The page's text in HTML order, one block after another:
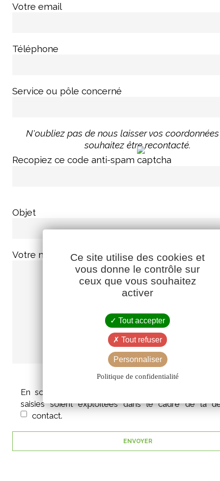
Votre email
Téléphone
Service ou pôle concerné
N'oubliez pas de nous laisser vos
souhaitez être recontacté.
Recopiez ce code anti-spam
Objet
Votre message
En soumettant ce formulaire, j'accepte que les
saisies soient exploitées dans le cadre de la
contact.
Ce site utilise des cookies et
vous donne le contrôle sur
ceux que vous souhaitez
activer
Tout accepter
Tout refuser
Personnaliser
Politique de confidentialité